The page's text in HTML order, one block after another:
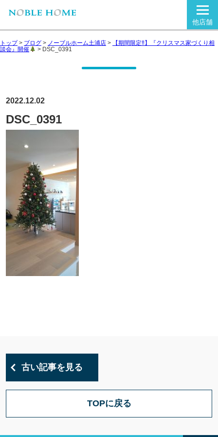
他店舗
トップ> ブログ > ノーブルホーム土浦店 >
【期間限定‼】『クリスマス家づくり相
談会』開催
> DSC_0391
2022.12.02
DSC_0391
古い記事を見る
TOPに戻る